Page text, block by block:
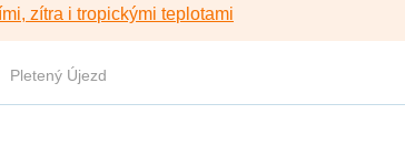
zítra i tropickými teplotami
Pletený Újezd